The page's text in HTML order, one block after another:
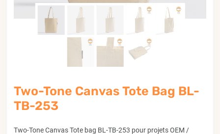
Two-Tone Canvas Tote Bag BL-
TB-253
Two-Tone Canvas Tote bag BL-TB-253 pour projets OEM /